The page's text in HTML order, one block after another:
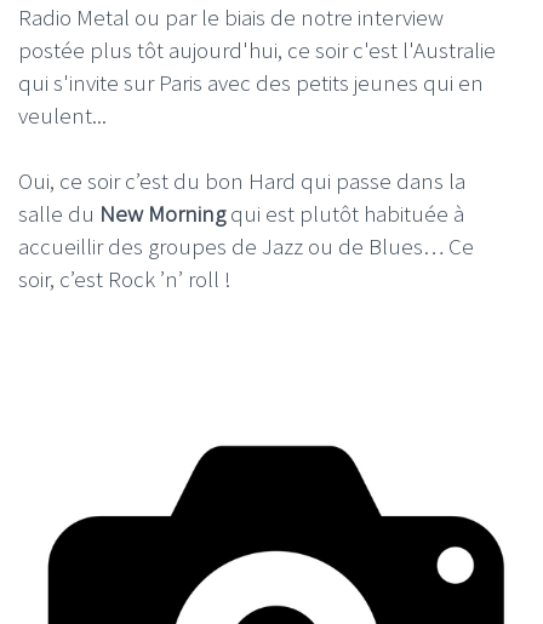
Radio Metal ou par le biais de notre interview
postée plus tôt aujourd'hui, ce soir c'est l'Australie
qui s'invite sur Paris avec des petits jeunes qui en
veulent...
Oui, ce soir c’est du bon Hard qui passe dans la
salle du New Morningqui est plutôt habituée à
accueillir des groupes de Jazz ou de Blues… Ce
soir, c’est Rock ’n’ roll !